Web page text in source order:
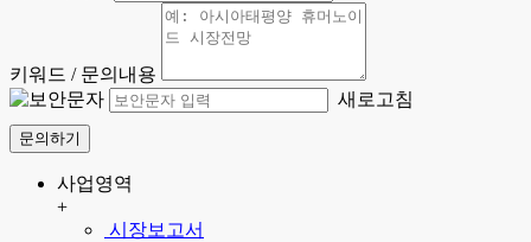
키워드 / 문의내용
새로고침
문의하기
사업영역
+
시장보고서